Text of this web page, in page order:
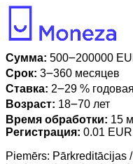
Сумма: 500౼200000
Срок: 3౼360 месяцев
Ставка: 2౼29 % годовая
Возраст: 18౼70 лет
Время обработки: 15
Регистрация: 0.01 EUR
Piemērs: Pārkreditācijas